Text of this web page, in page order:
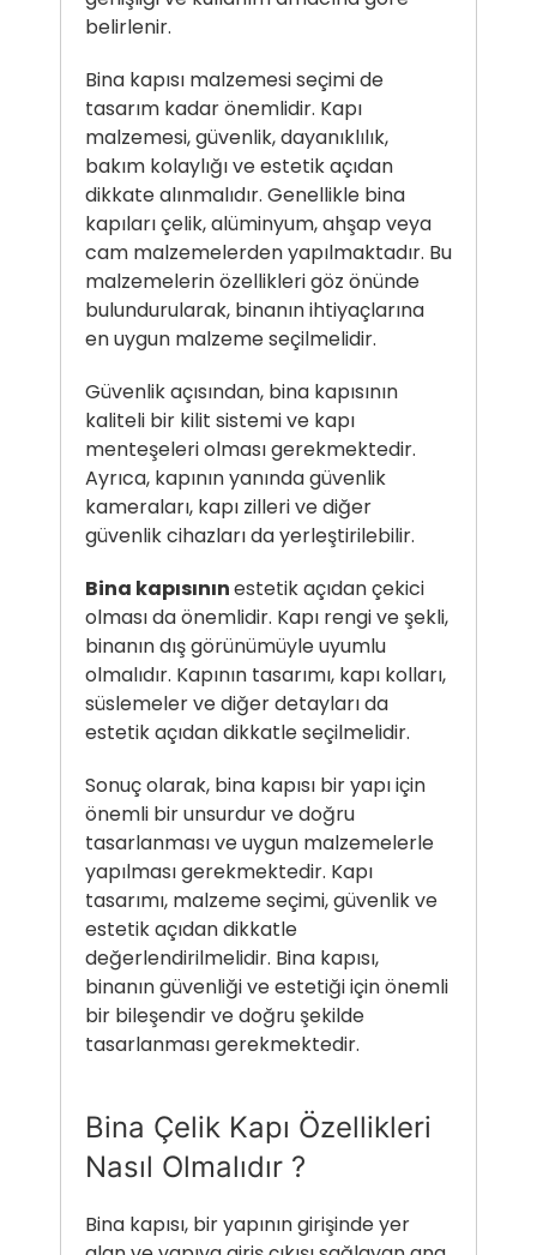
belirlenir.
Bina kapısı malzemesi seçimi de
tasarım kadar önemlidir. Kapı
malzemesi, güvenlik, dayanıklılık,
bakım kolaylığı ve estetik açıdan
dikkate alınmalıdır. Genellikle bina
kapıları çelik, alüminyum, ahşap veya
cam malzemelerden yapılmaktadır. Bu
malzemelerin özellikleri göz önünde
bulundurularak, binanın ihtiyaçlarına
en uygun malzeme seçilmelidir.
Güvenlik açısından, bina kapısının
kaliteli bir kilit sistemi ve kapı
menteşeleri olması gerekmektedir.
Ayrıca, kapının yanında güvenlik
kameraları, kapı zilleri ve diğer
güvenlik cihazları da yerleştirilebilir.
Bina kapısınınestetik açıdan çekici
olması da önemlidir. Kapı rengi ve şekli,
binanın dış görünümüyle uyumlu
olmalıdır. Kapının tasarımı, kapı kolları,
süslemeler ve diğer detayları da
estetik açıdan dikkatle seçilmelidir.
Sonuç olarak, bina kapısı bir yapı için
önemli bir unsurdur ve doğru
tasarlanması ve uygun malzemelerle
yapılması gerekmektedir. Kapı
tasarımı, malzeme seçimi, güvenlik ve
estetik açıdan dikkatle
değerlendirilmelidir. Bina kapısı,
binanın güvenliği ve estetiği için önemli
bir bileşendir ve doğru şekilde
tasarlanması gerekmektedir.
Bina Çelik Kapı Özellikleri
Nasıl Olmalıdır ?
Bina kapısı, bir yapının girişinde yer